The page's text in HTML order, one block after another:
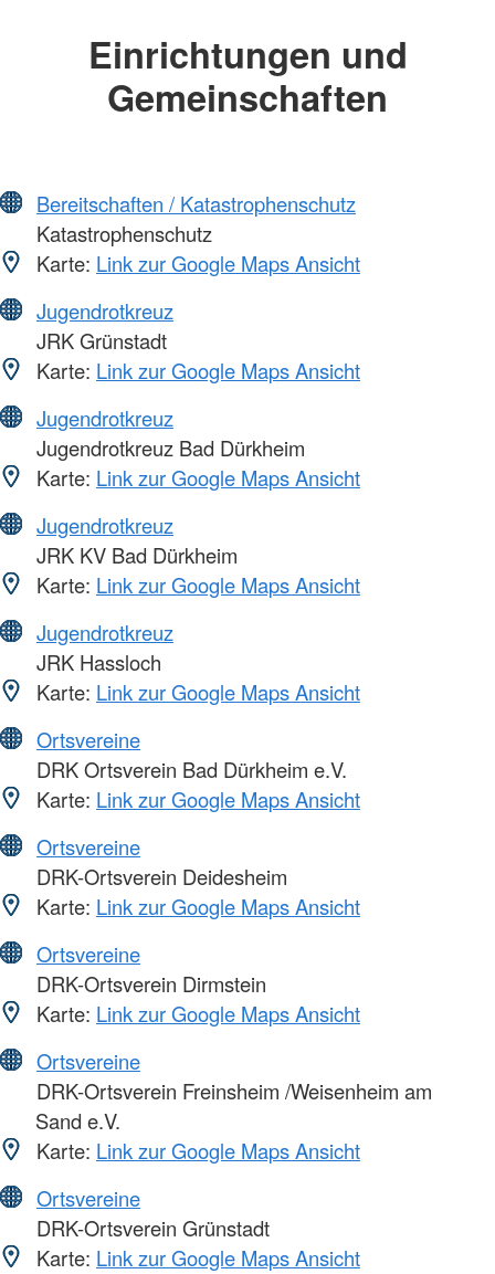
Einrichtungen und
Gemeinschaften
Bereitschaften / Katastrophenschutz
Katastrophenschutz
Karte: Link zur Google Maps Ansicht
Jugendrotkreuz
JRK Grünstadt
Karte: Link zur Google Maps Ansicht
Jugendrotkreuz
Jugendrotkreuz Bad Dürkheim
Karte: Link zur Google Maps Ansicht
Jugendrotkreuz
JRK KV Bad Dürkheim
Karte: Link zur Google Maps Ansicht
Jugendrotkreuz
JRK Hassloch
Karte: Link zur Google Maps Ansicht
Ortsvereine
DRK Ortsverein Bad Dürkheim e.V.
Karte: Link zur Google Maps Ansicht
Ortsvereine
DRK-Ortsverein Deidesheim
Karte: Link zur Google Maps Ansicht
Ortsvereine
DRK-Ortsverein Dirmstein
Karte: Link zur Google Maps Ansicht
Ortsvereine
DRK-Ortsverein Freinsheim /Weisenheim am
Sand e.V.
Karte: Link zur Google Maps Ansicht
Ortsvereine
DRK-Ortsverein Grünstadt
Karte: Link zur Google Maps Ansicht